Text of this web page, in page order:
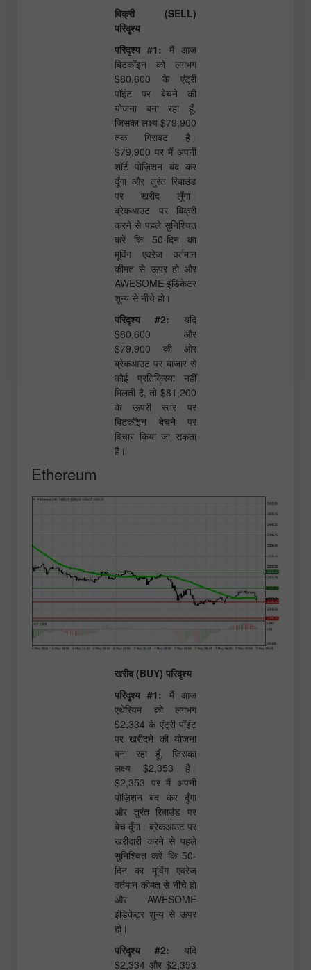
बिक्री (SELL)
परिदृश्य
परिदृश्य #1: मैं आज
बिटकॉइन को लगभग
$80,600 के एंट्री
पॉइंट पर बेचने की
योजना बना रहा हूँ,
जिसका लक्ष्य $79,900
तक गिरावट है।
$79,900 पर मैं अपनी
शॉर्ट पोज़िशन बंद कर
दूँगा और तुरंत रिबाउंड
पर खरीद लूँगा।
ब्रेकआउट पर बिक्री
करने से पहले सुनिश्चित
करें कि 50-दिन का
मूविंग एवरेज वर्तमान
कीमत से ऊपर हो और
AWESOME इंडिकेटर
शून्य से नीचे हो।
परिदृश्य #2: यदि
$80,600 और
$79,900 की ओर
ब्रेकआउट पर बाजार से
कोई प्रतिक्रिया नहीं
मिलती है, तो $81,200
के ऊपरी स्तर पर
बिटकॉइन बेचने पर
विचार किया जा सकता
है।
Ethereum
खरीद (BUY) परिदृश्य
परिदृश्य #1: मैं आज
एथेरियम को लगभग
$2,334 के एंट्री पॉइंट
पर खरीदने की योजना
बना रहा हूँ, जिसका
लक्ष्य $2,353 है।
$2,353 पर मैं अपनी
पोज़िशन बंद कर दूँगा
और तुरंत रिबाउंड पर
बेच दूँगा। ब्रेकआउट पर
खरीदारी करने से पहले
सुनिश्चित करें कि 50-
दिन का मूविंग एवरेज
वर्तमान कीमत से नीचे हो
और AWESOME
इंडिकेटर शून्य से ऊपर
हो।
परिदृश्य #2: यदि
$2,334 और $2,353